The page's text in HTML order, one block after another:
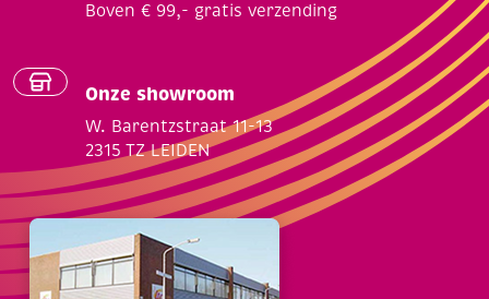
Boven € 99,- gratis verzending
Onze showroom
W. Barentzstraat 11-13
2315 TZ LEIDEN